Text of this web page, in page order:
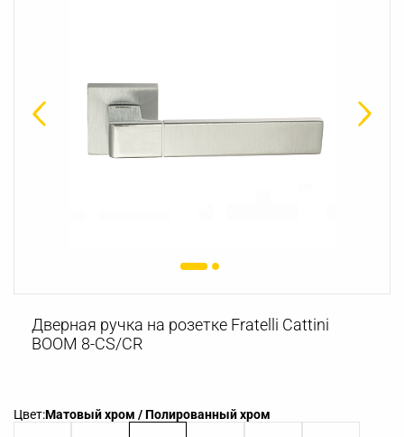
Дверная ручка на розетке Fratelli Cattini
BOOM 8-CS/CR
Цвет:Матовый хром / Полированный хром